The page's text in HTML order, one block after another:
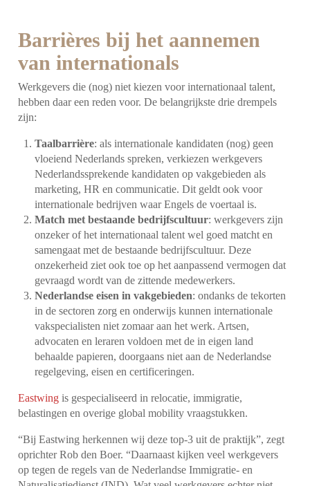
Barrières bij het aannemen
van internationals
Werkgevers die (nog) niet kiezen voor internationaal talent,
hebben daar een reden voor. De belangrijkste drie drempels
zijn:
Taalbarrière: als internationale kandidaten (nog) geen
vloeiend Nederlands spreken, verkiezen werkgevers
Nederlandssprekende kandidaten op vakgebieden als
marketing, HR en communicatie. Dit geldt ook voor
internationale bedrijven waar Engels de voertaal is.
Match met bestaande bedrijfscultuur: werkgevers zijn
onzeker of het internationaal talent wel goed matcht en
samengaat met de bestaande bedrijfscultuur. Deze
onzekerheid ziet ook toe op het aanpassend vermogen dat
gevraagd wordt van de zittende medewerkers.
Nederlandse eisen in vakgebieden: ondanks de tekorten
in de sectoren zorg en onderwijs kunnen internationale
vakspecialisten niet zomaar aan het werk. Artsen,
advocaten en leraren voldoen met de in eigen land
behaalde papieren, doorgaans niet aan de Nederlandse
regelgeving, eisen en certificeringen.
Eastwing is gespecialiseerd in relocatie, immigratie,
belastingen en overige global mobility vraagstukken.
“Bij Eastwing herkennen wij deze top-3 uit de praktijk”, zegt
oprichter Rob den Boer. “Daarnaast kijken veel werkgevers
op tegen de regels van de Nederlandse Immigratie- en